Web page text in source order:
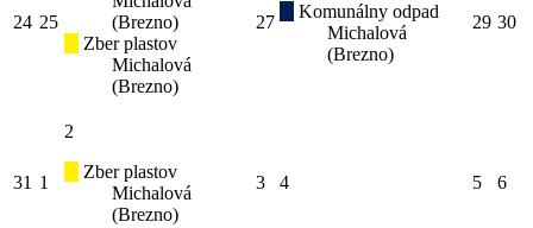
24 25
(Brezno)
Zber plastov
Michalová
(Brezno)
27
Komunálny odpad
Michalová
(Brezno)
29 30
31 1
2
Zber plastov
Michalová
(Brezno)
3 4 5 6